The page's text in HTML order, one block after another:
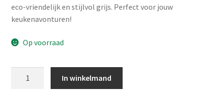
eco-vriendelijk en stijlvol grijs. Perfect voor jouw
keukenavonturen!
Op voorraad
In winkelmand